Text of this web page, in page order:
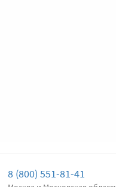
8 (800) 551-81-41